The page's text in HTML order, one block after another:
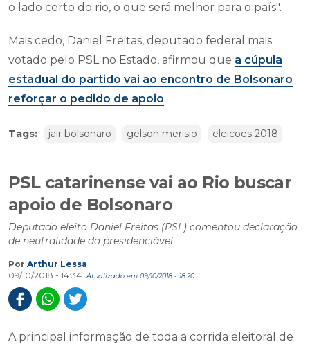
o lado certo do rio, o que será melhor para o país".
Mais cedo, Daniel Freitas, deputado federal mais
votado pelo PSL no Estado, afirmou que a cúpula
estadual do partido vai ao encontro de Bolsonaro
reforçar o pedido de apoio.
Tags: jair bolsonaro gelson merisio eleicoes 2018
PSL catarinense vai ao Rio buscar
apoio de Bolsonaro
Deputado eleito Daniel Freitas (PSL) comentou declaração
de neutralidade do presidenciável
Por Arthur Lessa
09/10/2018 - 14:34
Atualizado em 09/10/2018 - 18:20
A principal informação de toda a corrida eleitoral de